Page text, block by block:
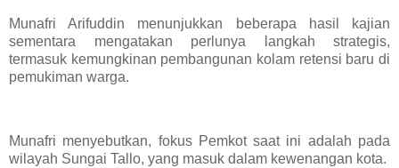
Munafri Arifuddin menunjukkan beberapa hasil kajian
sementara mengatakan perlunya langkah strategis,
termasuk kemungkinan pembangunan kolam retensi baru di
pemukiman warga.
Munafri menyebutkan, fokus Pemkot saat ini adalah pada
wilayah Sungai Tallo, yang masuk dalam kewenangan kota.